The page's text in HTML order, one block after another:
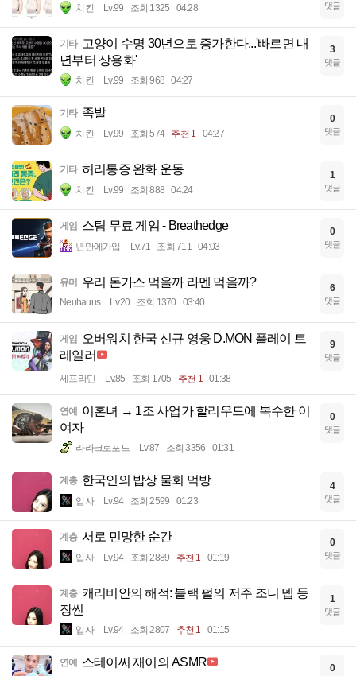
치킨 Lv.99 조회 1325 04:28 댓글
기타 고양이 수명 30년으로 증가한다...'빠르면 내
년부터 상용화'
치킨 Lv.99 조회 968 04:27
3
댓글
기타 족발
치킨 Lv.99 조회 574 추천 1 04:27
0
댓글
기타 허리통증 완화 운동
치킨 Lv.99 조회 888 04:24
1
댓글
게임 스팀 무료 게임 - Breathedge
년만에가입 Lv.71 조회 711 04:03
0
댓글
유머 우리 돈가스 먹을까 라멘 먹을까?
Neuhauus Lv.20 조회 1370 03:40
6
댓글
게임
오버워치 한국 신규 영웅 D.MON 플레이 트
레일러
세프라딘 Lv.85 조회 1705 추천 1 01:38
9
댓글
연예
이혼녀 → 1조 사업가 할리우드에 복수한 이
여자
라라크로포드 Lv.87 조회 3356 01:31
0
댓글
계층 한국인의 밥상 물회 먹방
입사 Lv.94 조회 2599 01:23
4
댓글
계층 서로 민망한 순간
입사 Lv.94 조회 2889 추천 1 01:19
0
댓글
계층 캐리비안의 해적: 블랙 펄의 저주 조니 뎁 등
장씬
입사 Lv.94 조회 2807 추천 1 01:15
1
댓글
연예 스테이씨 재이의 ASMR 0